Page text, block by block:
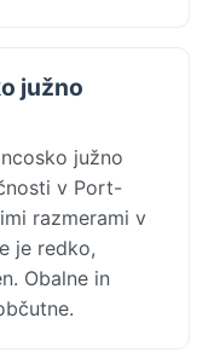
južno
južno
v Port-
razmerami v
je redko,
Obalne in